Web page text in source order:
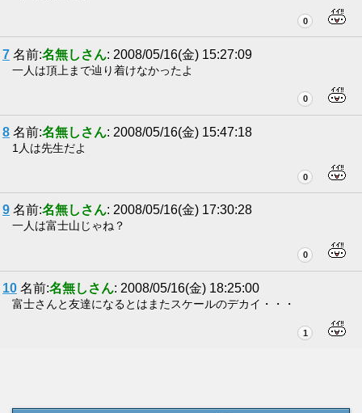
0
7 名前:名無しさん: 2008/05/16(金) 15:27:09
一人は頂上まで辿り着けなかったよ
0
8 名前:名無しさん: 2008/05/16(金) 15:47:18
1人は先生だよ
0
9 名前:名無しさん: 2008/05/16(金) 17:30:28
一人は富士山じゃね？
0
10 名前:名無しさん: 2008/05/16(金) 18:25:00
富士さんと友達になるとはまたスケールのデカイ・・・
1